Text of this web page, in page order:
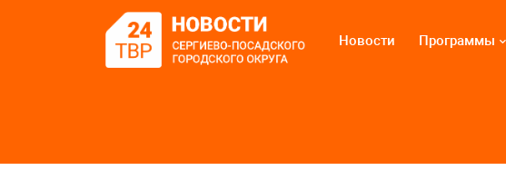
Новости Программы